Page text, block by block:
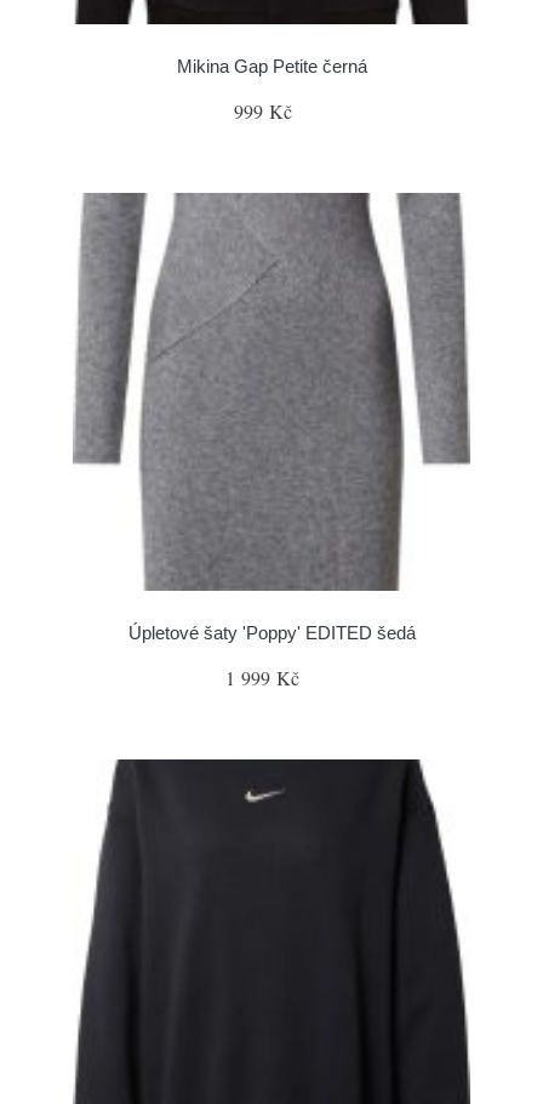
Mikina Gap Petite černá
999 Kč
Úpletové šaty 'Poppy' EDITED šedá
1 999 Kč